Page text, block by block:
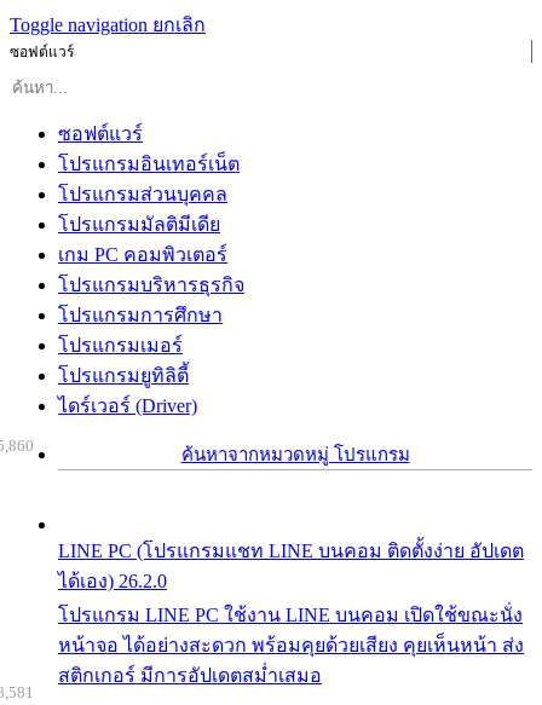
Toggle navigation ยกเลิก
ซอฟต์แวร์
ซอฟต์แวร์
โปรแกรมอินเทอร์เน็ต
โปรแกรมส่วนบุคคล
โปรแกรมมัลติมีเดีย
เกม PC คอมพิวเตอร์
โปรแกรมบริหารธุรกิจ
โปรแกรมการศึกษา
โปรแกรมเมอร์
โปรแกรมยูทิลิตี้
ไดร์เวอร์ (Driver)
ค้นหาจากหมวดหมู่ โปรแกรม
LINE PC (โปรแกรมแชท LINE บนคอม ติดตั้งง่าย อัปเดต
ได้เอง) 26.2.0
โปรแกรม LINE PC ใช้งาน LINE บนคอม เปิดใช้ขณะนั่ง
หน้าจอ ได้อย่างสะดวก พร้อมคุยด้วยเสียง คุยเห็นหน้า ส่ง
สติกเกอร์ มีการอัปเดตสม่ำเสมอ